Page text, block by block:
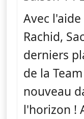
Avec
Rachid,
derniers
de la
nouveau
l'horizon !